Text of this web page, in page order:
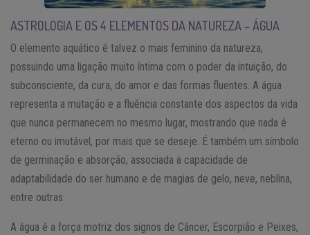
ASTROLOGIA E OS 4 ELEMENTOS DA NATUREZA – ÁGUA
O elemento aquático é talvez o mais feminino da natureza,
possuindo uma ligação muito íntima com o poder da intuição, do
subconsciente, da cura, do amor e das formas fluentes. A água
representa a mutação e a fluência constante dos aspectos da vida
que nunca permanecem no mesmo lugar, mostrando que nada é
eterno ou imutável, por mais que se deseje. É também um símbolo
de germinação e absorção, associada à capacidade de
adaptabilidade do ser humano e de magias de gelo, neve, neblina,
entre outras.
A água é a força motriz dos signos de Câncer, Escorpião e Peixes,